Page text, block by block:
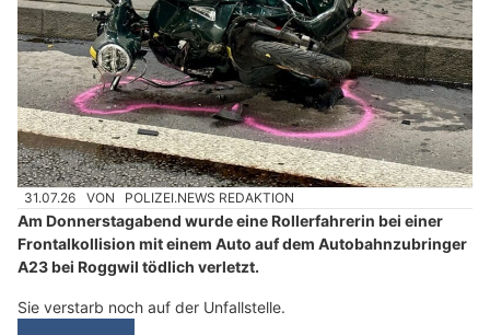
31.07.26 VON POLIZEI.NEWS REDAKTION
Am Donnerstagabend wurde eine Rollerfahrerin bei einer
Frontalkollision mit einem Auto auf dem Autobahnzubringer
A23 bei Roggwil tödlich verletzt.
Sie verstarb noch auf der Unfallstelle.